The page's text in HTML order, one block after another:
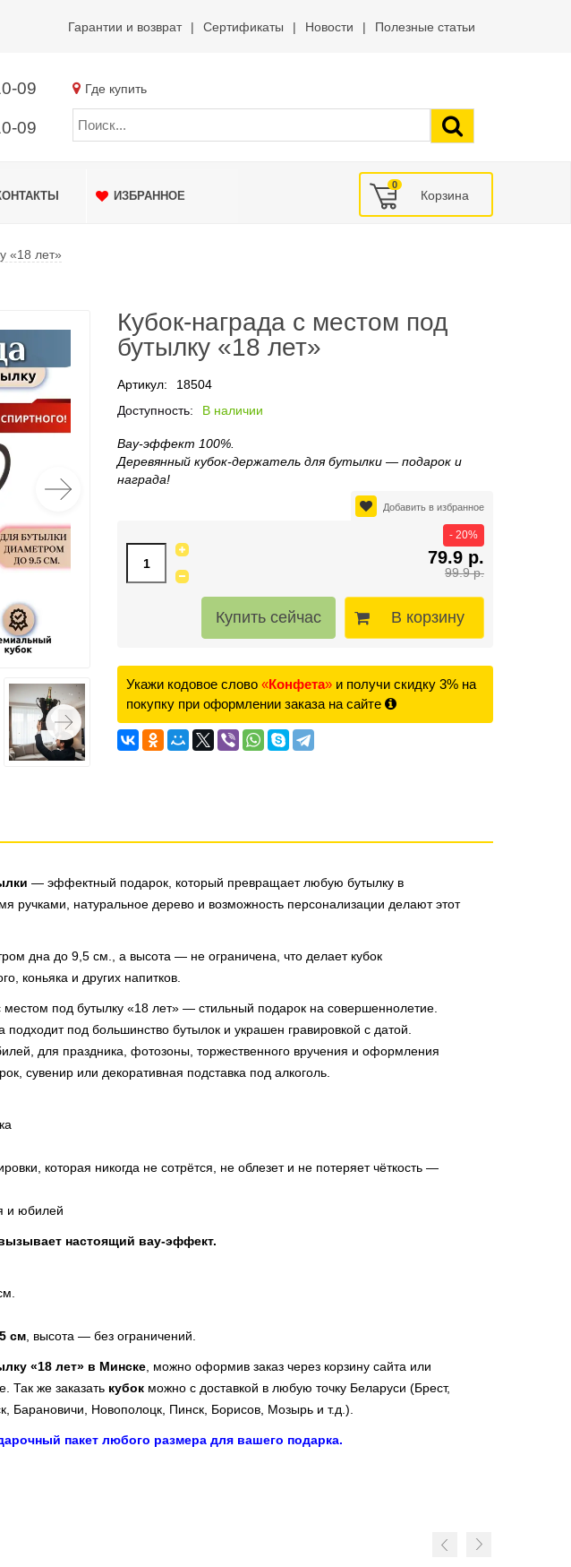
Гарантии и возврат Сертификаты Новости Полезные статьи
09
09
Где купить
ИЗБРАННОЕ
0
«18 лет»
Кубок‑награда с местом под
бутылку «18 лет»
Артикул:
18504
Доступность:
В наличии
Вау‑эффект 100%.
Деревянный кубок‑держатель для бутылки — подарок и
награда!
Добавить в избранное
99.9 р.
79.9 р.
- 20%
В корзину
Укажи кодовое слово «Конфета» и получи скидку 3% на
покупку при оформлении заказа на сайте
— эффектный подарок, который превращает любую бутылку в
ручками, натуральное дерево и возможность персонализации делают этот
дна до 9,5 см., а высота — не ограничена, что делает кубок
коньяка и других напитков.
под бутылку «18 лет» — стильный подарок на совершеннолетие.
под большинство бутылок и украшен гравировкой с датой.
для праздника, фотозоны, торжественного вручения и оформления
сувенир или декоративная подставка под алкоголь.
которая никогда не сотрётся, не облезет и не потеряет чёткость —
и юбилей
настоящий вау‑эффект.
см , высота — без ограничений.
«18 лет» в Минске , можно оформив заказ через корзину сайта или
Так же заказать кубок можно с доставкой в любую точку Беларуси (Брест,
Барановичи, Новополоцк, Пинск, Борисов, Мозырь и т.д.).
пакет любого размера для вашего подарка.